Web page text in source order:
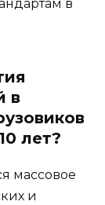
в
в
лет?
массовое
и